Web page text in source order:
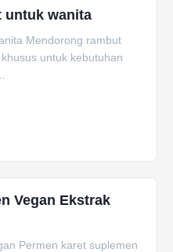
untuk wanita
Mendorong rambut
untuk kebutuhan
Vegan Ekstrak
Permen karet suplemen